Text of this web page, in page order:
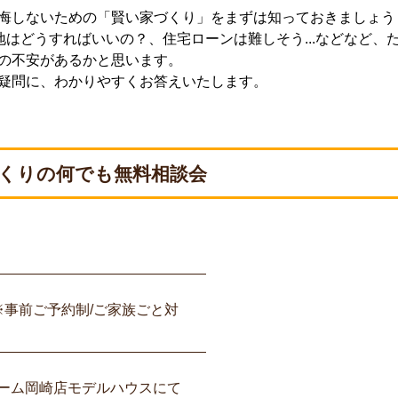
しないための「賢い家づくり」をまずは知っておきましょう
どうすればいいの？、住宅ローンは難しそう...などなど、
不安があるかと思います。
問に、わかりやすくお答えいたします。
りの何でも無料相談会
前ご予約制/ご家族ごと対
ム岡崎店モデルハウスにて